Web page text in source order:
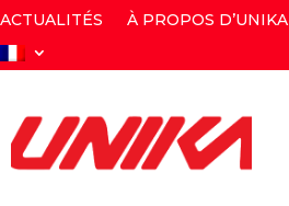
ACTUALITÉS À PROPOS D’UNIKA